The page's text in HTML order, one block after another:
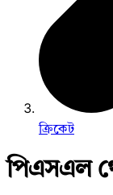
ক্রিকেট
পিএসএল